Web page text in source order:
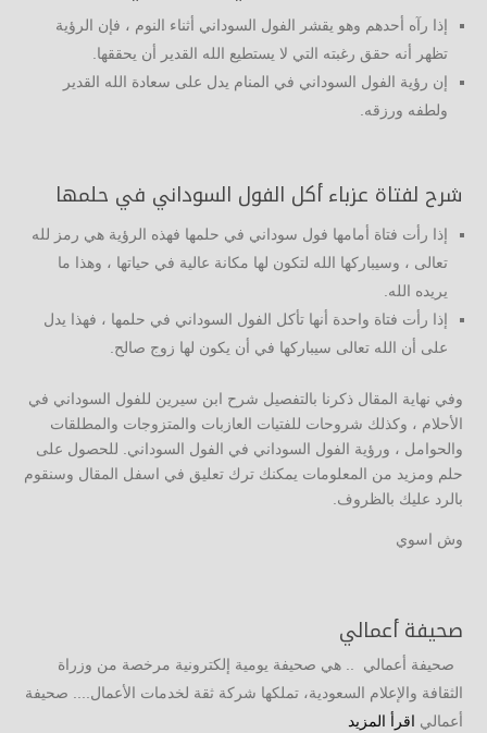
إذا رآه أحدهم وهو يقشر الفول السوداني أثناء النوم ، فإن الرؤية
تظهر أنه حقق رغبته التي لا يستطيع الله القدير أن يحققها.
إن رؤية الفول السوداني في المنام يدل على سعادة الله القدير
ولطفه ورزقه.
شرح لفتاة عزباء أكل الفول السوداني في حلمها
إذا رأت فتاة أمامها فول سوداني في حلمها فهذه الرؤية هي رمز لله
تعالى ، وسيباركها الله لتكون لها مكانة عالية في حياتها ، وهذا ما
يريده الله.
إذا رأت فتاة واحدة أنها تأكل الفول السوداني في حلمها ، فهذا يدل
على أن الله تعالى سيباركها في أن يكون لها زوج صالح.
وفي نهاية المقال ذكرنا بالتفصيل شرح ابن سيرين للفول السوداني في
الأحلام ، وكذلك شروحات للفتيات العازبات والمتزوجات والمطلقات
والحوامل ، ورؤية الفول السوداني في الفول السوداني. للحصول على
حلم ومزيد من المعلومات يمكنك ترك تعليق في اسفل المقال وسنقوم
بالرد عليك بالظروف.
وش اسوي
صحيفة أعمالي
صحيفة أعمالي .. هي صحيفة يومية إلكترونية مرخصة من وزراة
الثقافة والإعلام السعودية، تملكها شركة ثقة لخدمات الأعمال.... صحيفة
أعمالي اقرأ المزيد